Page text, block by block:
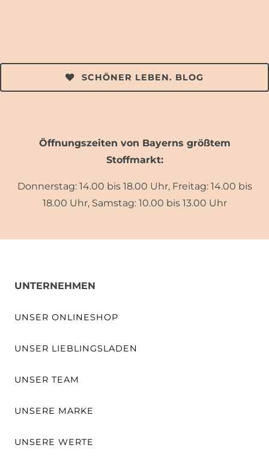
SCHÖNER LEBEN. BLOG
Öffnungszeiten von Bayerns größtem
Stoffmarkt:
Donnerstag: 14.00 bis 18.00 Uhr, Freitag: 14.00 bis
18.00 Uhr, Samstag: 10.00 bis 13.00 Uhr
UNTERNEHMEN
UNSER ONLINESHOP
UNSER LIEBLINGSLADEN
UNSER TEAM
UNSERE MARKE
UNSERE WERTE